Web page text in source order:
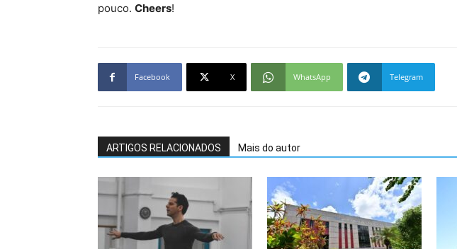
pouco. Cheers!
Facebook X WhatsApp Telegram
ARTIGOS RELACIONADOS Mais do autor